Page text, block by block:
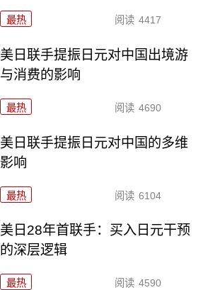
最热 阅读 4417
美日联手提振日元对中国出境游
与消费的影响
最热 阅读 4690
美日联手提振日元对中国的多维
影响
最热 阅读 6104
美日28年首联手：买入日元干预
的深层逻辑
最热 阅读 4590